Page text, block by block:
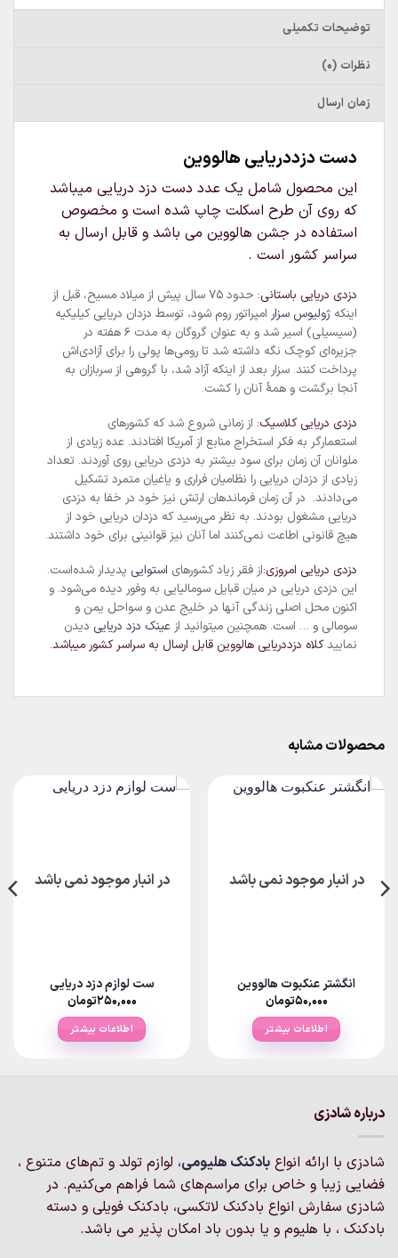
توضیحات تکمیلی
نظرات (0)
زمان ارسال
دست دزددریایی هالووین
این محصول شامل یک عدد دست دزد دریایی میباشد
که روی آن طرح اسکلت چاپ شده است و مخصوص
استفاده در جشن هالووین می باشد و قابل ارسال به
سراسر کشور است .
دزدی دریایی باستانی:
حدود ۷۵ سال پیش از میلاد مسیح، قبل از
اینکه ژولیوس سزار امپراتور روم شود، توسط دزدان دریایی کیلیکیه
(سیسیلی) اسیر شد و به عنوان گروگان به مدت ۶ هفته در
جزیره‌ای کوچک نگه داشته شد تا رومی‌ها پولی را برای آزادی‌اش
پرداخت کنند. سزار بعد از اینکه آزاد شد، با گروهی از سربازان به
آنجا برگشت و همهٔ آنان را کشت.
دزدی دریایی کلاسیک: از زمانی شروع شد که کشورهای
استعمارگر به فکر استخراج منابع از آمریکا افتادند. عده زیادی از
ملوانان آن زمان برای سود بیشتر به دزدی دریایی روی آوردند. تعداد
زیادی از دزدان دریایی را نظامیان فراری و یاغیان متمرد تشکیل
می‌دادند. در آن زمان فرماندهان ارتش نیز خود در خفا به دزدی
دریایی مشغول بودند. به نظر می‌رسید که دزدان دریایی خود از
هیچ قانونی اطاعت نمی‌کنند اما آنان نیز قوانینی برای خود داشتند.
دزدی دریایی امروزی:از فقر زیاد کشورهای استوایی پدیدار شده‌است.
این دزدی دریایی در میان قبایل سومالیایی به وفور دیده می‌شود. و
اکنون محل اصلی زندگی آنها در خلیج عدن و سواحل یمن و
سومالی و … است. همچنین میتوانید از عینک دزد دریایی دیدن
نماییدکلاه دزددریایی هالووین قابل ارسال به سراسر کشور میباشد.
محصولات مشابه
در انبار موجود نمی باشد
انگشتر عنکبوت هالووین
۵۰,۰۰۰تومان
اطلاعات بیشتر
در انبار موجود نمی باشد
ست لوازم دزد دریایی
۲۵۰,۰۰۰تومان
اطلاعات بیشتر
درباره شادزی
شادزی با ارائه انواع بادکنک‌ هلیومی، لوازم تولد و تم‌های متنوع ،
فضایی زیبا و خاص برای مراسم‌های شما فراهم می‌کنیم. در
شادزی سفارش انواع بادکنک لاتکسی، بادکنک فویلی و دسته
بادکنک ، با هلیوم و یا بدون باد امکان پذیر می باشد.